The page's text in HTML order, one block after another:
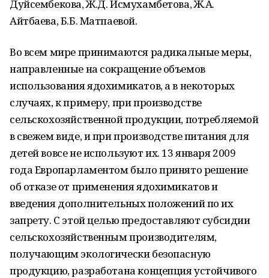
Дуйсембекова, Ж.Д. Исмухамбетова, Ж.А.
Айтбаева, Б.Б. Матпаевой.
Во всем мире принимаются радикальные меры,
направленные на сокращение объемов
использования ядохимикатов, а в некоторых
случаях, к примеру, при производстве
сельскохозяйственной продукции, потребляемой
в свежем виде, и при производстве питания для
детей вовсе не используют их. 13 января 2009
года Европарламентом было принято решение
об отказе от применения ядохимикатов и
введения дополнительных положений по их
запрету. С этой целью предоставляют субсидии
сельскохозяйственным производителям,
получающим экологически безопасную
продукцию, разработана концепция устойчивого